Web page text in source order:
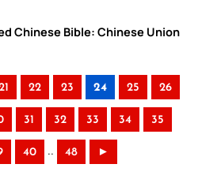
Chinese Bible: Chinese Union
22 23 24 25 26
31 32 33 34 35
40 .. 48 ►